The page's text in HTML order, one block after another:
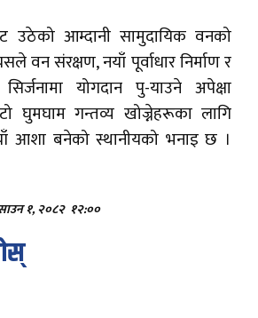
उठेको आम्दानी सामुदायिक वनको
वन संरक्षण, नयाँ पूर्वाधार निर्माण र
योगदान पु-याउने अपेक्षा
घुमघाम गन्तव्य खोज्नेहरूका लागि
आशा बनेको स्थानीयको भनाइ छ ।
साउन १, २०८२ १२:००